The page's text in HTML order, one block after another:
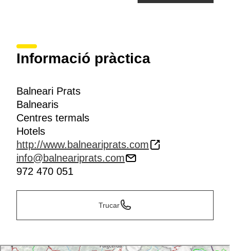
Informació pràctica
Balneari Prats
Balnearis
Centres termals
Hotels
http://www.balneariprats.com
info@balneariprats.com
972 470 051
Trucar